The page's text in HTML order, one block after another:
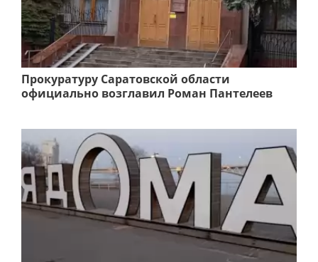
Прокуратуру Саратовской области
официально возглавил Роман Пантелеев